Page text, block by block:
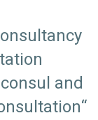
and